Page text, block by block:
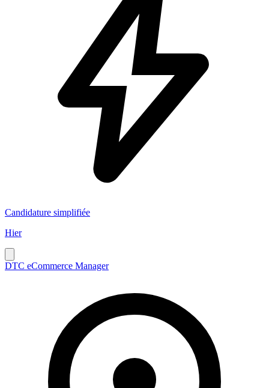
Candidature simplifiée
Hier
DTC eCommerce Manager